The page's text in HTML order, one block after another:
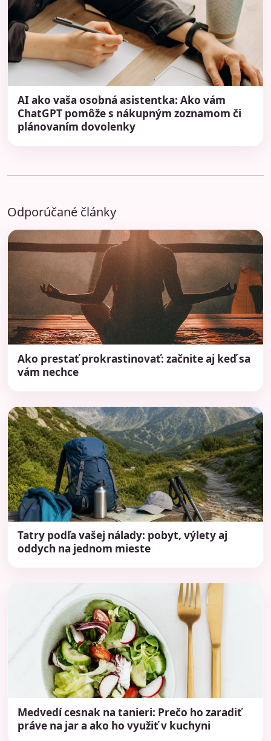
AI ako vaša osobná asistentka: Ako vám
ChatGPT pomôže s nákupným zoznamom či
plánovaním dovolenky
Odporúčané články
Ako prestať prokrastinovať: začnite aj keď sa
vám nechce
Tatry podľa vašej nálady: pobyt, výlety aj
oddych na jednom mieste
Medvedí cesnak na tanieri: Prečo ho zaradiť
práve na jar a ako ho využiť v kuchyni